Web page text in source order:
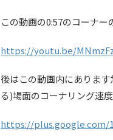
この動画の0:57のコーナー
https://youtu.be/
後はこの動画内にありま
る)場面のコーナリング速
https://plus.google.com/